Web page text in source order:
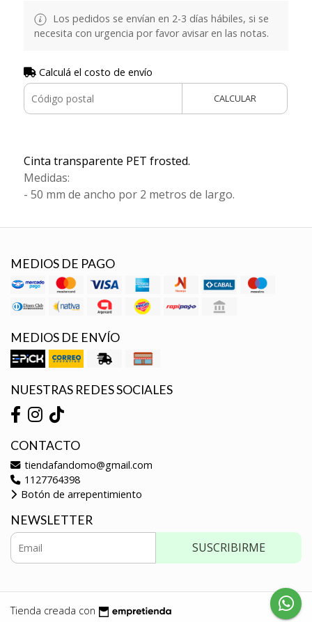
Los pedidos se envían en 2-3 días hábiles, si se
necesita con urgencia por favor avisar en las notas.
Calculá el costo de envío
CALCULAR
Cinta transparente PET frosted.
Medidas:
- 50 mm de ancho por 2 metros de largo.
MEDIOS DE PAGO
MEDIOS DE ENVÍO
NUESTRAS REDES SOCIALES
CONTACTO
tiendafandomo@gmail.com
1127764398
Botón de arrepentimiento
NEWSLETTER
SUSCRIBIRME
Tienda creada con